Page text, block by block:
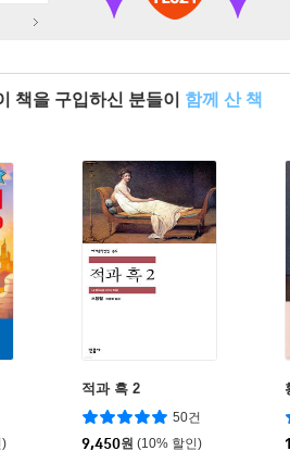
책을 구입하신 분들이 함께 산 책
)
적과 흑 2
50건
9,450원 (10% 할인)